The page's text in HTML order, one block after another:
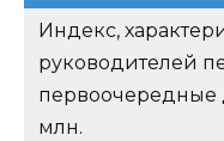
Индекс,
руководителей
первоочередные
млн.